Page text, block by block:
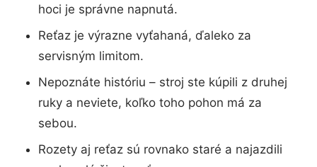
hoci je správne napnutá.
Reťaz je výrazne vyťahaná, ďaleko za
servisným limitom.
Nepoznáte históriu – stroj ste kúpili z druhej
ruky a neviete, koľko toho pohon má za
sebou.
Rozety aj reťaz sú rovnako staré a najazdili